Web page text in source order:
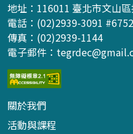
地址：116011 臺北市文山
電話：(02)2939-3091
傳真：(02)2939-1144
電子郵件：
關於我們
活動與課程